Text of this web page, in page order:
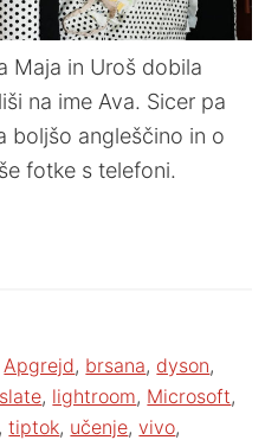
Maja in Uroš dobila
na ime Ava. Sicer pa
boljšo angleščino in o
fotke s telefoni.
Apgrejd, brsana, dyson,
, lightroom, Microsoft,
,tiptok, učenje,vivo,